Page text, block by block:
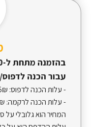
עבור הכנה
- עלות הכנה לדפוס:
- עלות הכנה לרקמה:
המחיר הוא גלובלי על